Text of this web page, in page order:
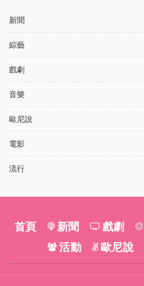
新聞
綜藝
戲劇
音樂
歐尼說
電影
流行
首頁 新聞 戲劇
活動
歐尼說